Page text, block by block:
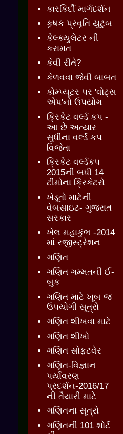
કારકિર્દી માર્ગદર્શન
કૃષક પ્રવૃતિ યુટુબ
કેલ્ક્યુલેટર ની
કરામત
કેવી રીતે?
કેળવવા જેવી બાબત
કોમ્પ્યૂટર પર 'વોટ્સ
એપ'નો ઉપયોગ
ક્રિકેટ વર્લ્ડ કપ -
આ છે અત્યાર
સુધીના વર્લ્ડ કપ
વિજેતા
ક્રિકેટ વર્લ્ડકપ
2015ની બધી 14
ટીમોના ક્રિકેટરો
ખેડૂતો માટેની
વેબસાઇટ- ગુજરાત
સરકાર
ખેલ મહાકુંભ -2014
માં રજીસ્ટ્રેશન
ગણિત
ગણિત ગમ્મતની ઈ-
બુક
ગણિત માટે ખૂબ જ
ઉપયોગી સૂત્રો
ગણિત શીખવા માટે
ગણિત શીખો
ગણિત સોફ્ટવેર
ગણિત-વિજ્ઞાન
પર્યાવરણ
પ્રદર્શન-2016/17
ની તૈયારી માટે
ગણિતના સૂત્રો
ગણિતની 101 શોર્ટ